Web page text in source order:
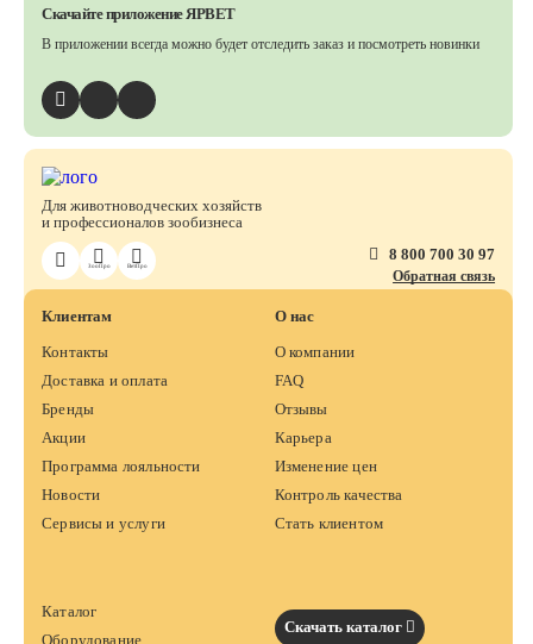
ЗооПро ВетПро
Для животноводческих хозяйств
и профессионалов зообизнеса
8 800 700 30 97
Обратная связь
Клиентам
Контакты
Доставка и оплата
Бренды
Акции
Программа лояльности
Новости
Сервисы и услуги
О нас
О компании
FAQ
Отзывы
Карьера
Изменение цен
Контроль качества
Стать клиентом
Каталог
Оборудование
Скачать каталог
Скачайте приложение ЯРВЕТ
В приложении всегда можно будет отследить заказ и посмотреть новинки